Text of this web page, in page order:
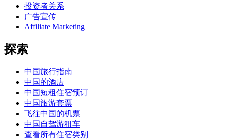
投资者关系
广告宣传
Affiliate Marketing
探索
中国旅行指南
中国的酒店
中国短租住宿预订
中国旅游套票
飞往中国的机票
中国自驾游租车
查看所有住宿类别